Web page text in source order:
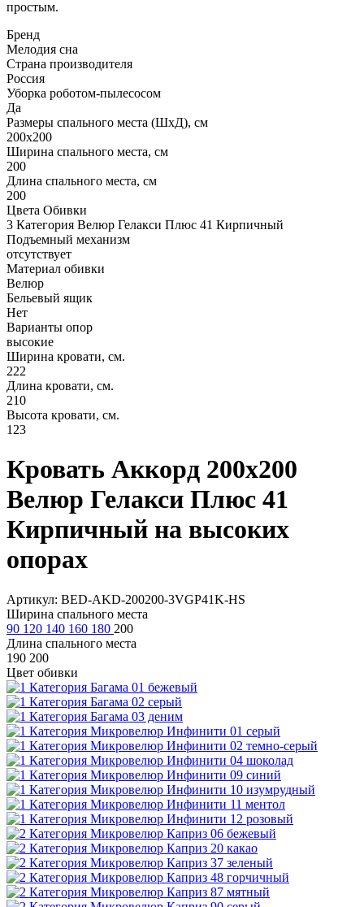
простым.
Бренд
Мелодия сна
Страна производителя
Россия
Уборка роботом-пылесосом
Да
Размеры спального места (ШхД), см
200х200
Ширина спального места, см
200
Длина спального места, см
200
Цвета Обивки
3 Категория Велюр Гелакси Плюс 41 Кирпичный
Подъемный механизм
отсутствует
Материал обивки
Велюр
Бельевый ящик
Нет
Варианты опор
высокие
Ширина кровати, см.
222
Длина кровати, см.
210
Высота кровати, см.
123
Кровать Аккорд 200х200
Велюр Гелакси Плюс 41
Кирпичный на высоких
опорах
Артикул: BED-AKD-200200-3VGP41K-HS
Ширина спального места
90 120 140 160 180 200
Длина спального места
190 200
Цвет обивки